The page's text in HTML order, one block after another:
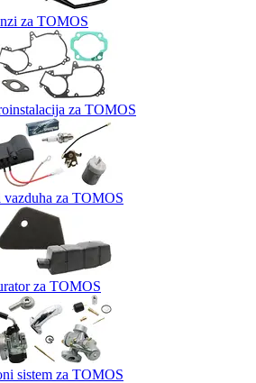
za TOMOS
za TOMOS
vazduha za TOMOS
za TOMOS
sistem za TOMOS